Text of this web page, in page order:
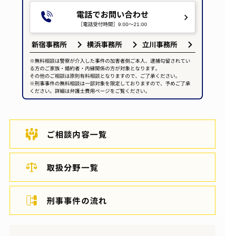
電話でお問い合わせ
［電話受付時間］9:00～21:00
新宿事務所 横浜事務所 立川事務所
※無料相談は警察が介入した事件の加害者側ご本人、逮捕勾留されてい
る方のご家族・婚約者・内縁関係の方が対象となります。
その他のご相談は原則有料相談となりますので、ご了承ください。
※刑事事件の無料相談は一部対象を限定しておりますので、予めご了承
ください。詳細は弁護士費用ページをご覧ください。
ご相談内容一覧
取扱分野一覧
刑事事件の流れ